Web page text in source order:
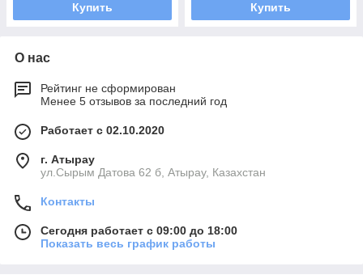
Купить Купить
О нас
Рейтинг не сформирован
Менее 5 отзывов за последний год
Работает с 02.10.2020
г. Атырау
ул.Сырым Датова 62 б, Атырау, Казахстан
Контакты
Сегодня работает с 09:00 до 18:00
Показать весь график работы